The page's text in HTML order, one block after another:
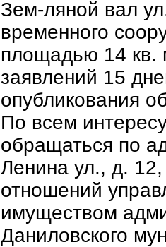
Зем-ляной вал
временного
площадью 14 кв.
заявлений 15
опубликования
По всем
обращаться по
Ленина ул., д.
отношений
имуществом
Даниловского